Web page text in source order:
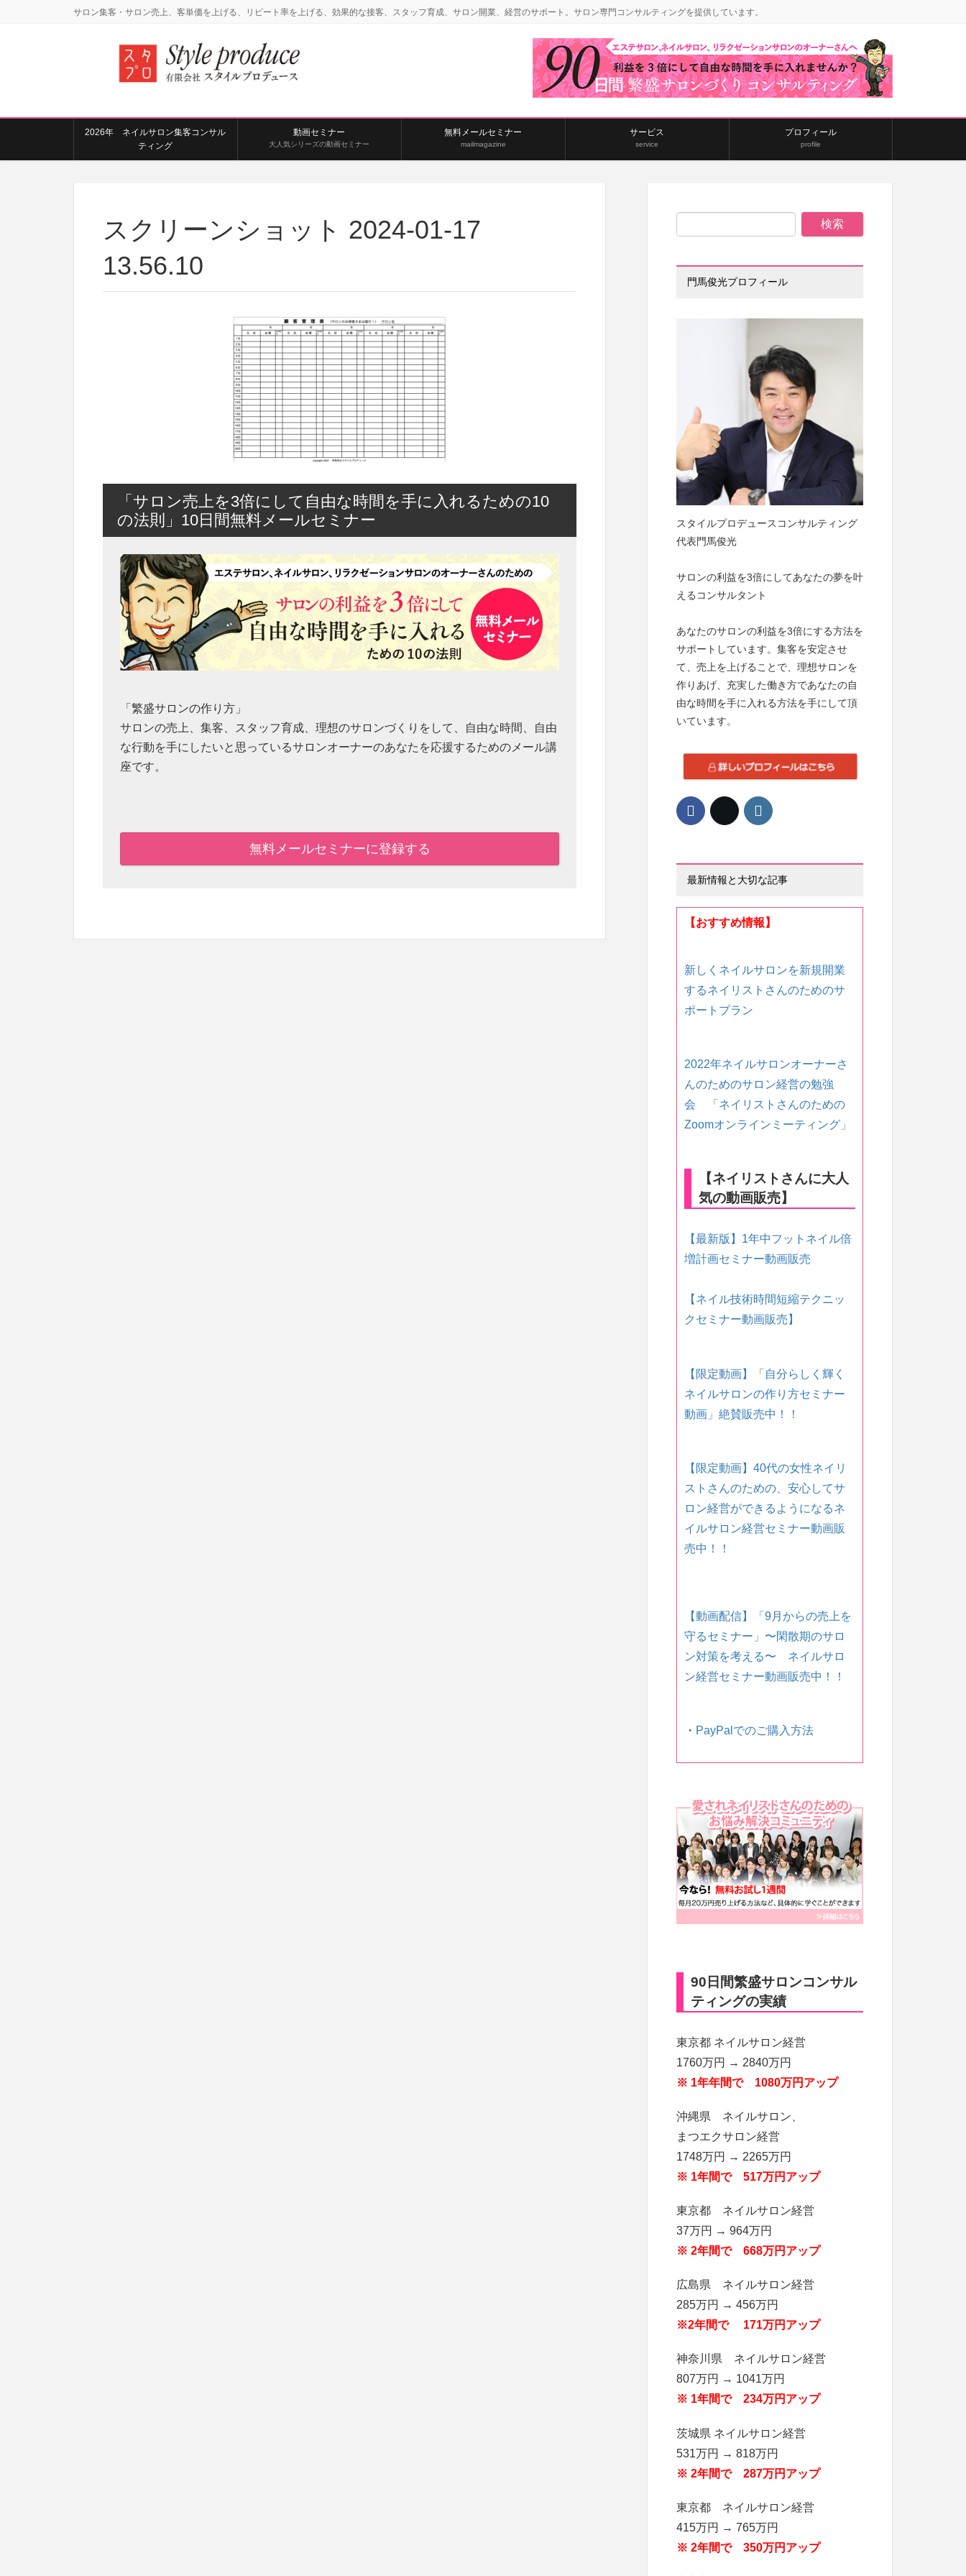
サロン集客・サロン売上、客単価を上げる、リピート率を上げる、効果的な接客、スタッフ育成、サロン開業、経営のサポート。サロン専門コンサルティングを提供しています。
2026年 ネイルサロン集客コンサル
ティング
動画セミナー
大人気シリーズの動画セミナー
無料メールセミナー
mailmagazine
サービス
service
プロフィール
profile
スクリーンショット 2024-01-17
13.56.10
「サロン売上を3倍にして自由な時間を手に入れるための10
の法則」10日間無料メールセミナー
「繁盛サロンの作り方」
サロンの売上、集客、スタッフ育成、理想のサロンづくりをして、自由な時間、自由
な行動を手にしたいと思っているサロンオーナーのあなたを応援するためのメール講
座です。
無料メールセミナーに登録する
門馬俊光プロフィール
スタイルプロデュースコンサルティング
代表門馬俊光
サロンの利益を3倍にしてあなたの夢を叶
えるコンサルタント
あなたのサロンの利益を3倍にする方法を
サポートしています。集客を安定させ
て、売上を上げることで、理想サロンを
作りあげ、充実した働き方であなたの自
由な時間を手に入れる方法を手にして頂
いています。
最新情報と大切な記事
【おすすめ情報】
新しくネイルサロンを新規開業
するネイリストさんのためのサ
ポートプラン
2022年ネイルサロンオーナーさ
んのためのサロン経営の勉強
会 「ネイリストさんのための
Zoomオンラインミーティング」
【ネイリストさんに大人
気の動画販売】
【最新版】1年中フットネイル倍
増計画セミナー動画販売
【ネイル技術時間短縮テクニッ
クセミナー動画販売】
【限定動画】「自分らしく輝く
ネイルサロンの作り方セミナー
動画」絶賛販売中！！
【限定動画】40代の女性ネイリ
ストさんのための、安心してサ
ロン経営ができるようになるネ
イルサロン経営セミナー動画販
売中！！
【動画配信】「9月からの売上を
守るセミナー」〜 閑散期のサロ
ン対策を考える〜 ネイルサロ
ン経営セミナー動画販売中！！
・ PayPalでのご購入方法
90日間繁盛サロンコンサル
ティングの実績
東京都 ネイルサロン経営
1760万円 → 2840万円
※ 1年年間で 1080万円アップ
沖縄県 ネイルサロン、
まつエクサロン経営
1748万円 → 2265万円
※ 1年間で 517万円アップ
東京都 ネイルサロン経営
37万円 → 964万円
※ 2年間で 668万円アップ
広島県 ネイルサロン経営
285万円 → 456万円
※2年間で 171万円アップ
神奈川県 ネイルサロン経営
807万円 → 1041万円
※ 1年間で 234万円アップ
茨城県 ネイルサロン経営
531万円 → 818万円
※ 2年間で 287万円アップ
東京都 ネイルサロン経営
415万円 → 765万円
※ 2年間で 350万円アップ